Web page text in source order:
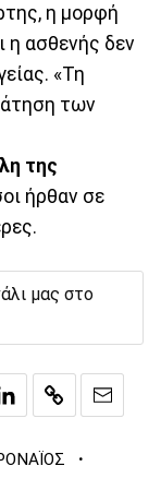
η μορφή
η ασθενής δεν
«Τη
των
της
ήρθαν σε
μας στο
·